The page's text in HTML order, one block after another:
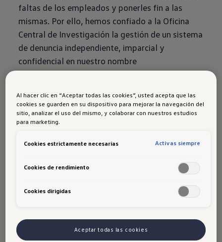
faltas de los empleados y ponerles fin a las
mismas. Por ello, hemos confiado a la Oficina
Central de Investigación la gestión de un sistema
de denuncia independiente, imparcial y
confidencial en nuestro nombre
Dudas o comentarios
¿Tiene alguna duda o comentario sobre un
producto o servicio de Porsche Colombia - marca
Al hacer clic en “Aceptar todas las cookies”, usted acepta que las
cookies se guarden en su dispositivo para mejorar la navegación del
sitio, analizar el uso del mismo, y colaborar con nuestros estudios
para marketing.
Cookies estrictamente necesarias Activas siempre
Cookies de rendimiento
Cookies dirigidas
Aceptar todas las cookies